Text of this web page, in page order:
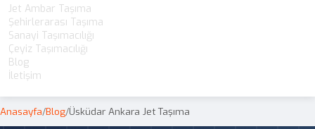
Jet Ambar Taşıma
Şehirlerarası Taşıma
Sanayi Taşımacılığı
Çeyiz Taşımacılığı
Blog
İletişim
Anasayfa/Blog/Üsküdar Ankara Jet Taşıma